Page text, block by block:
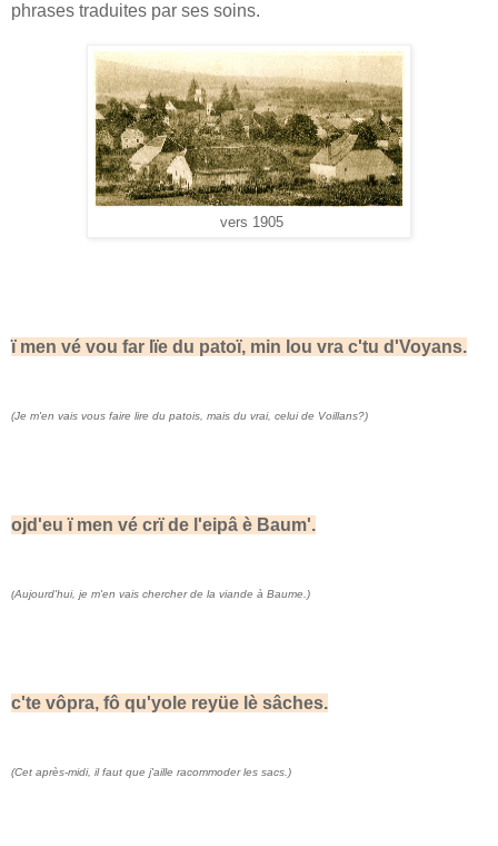
phrases traduites par ses soins.
vers 1905
ï men vé vou far lïe du patoï, min lou vra c'tu d'Voyans.
(Je m'en vais vous faire lire du patois, mais du vrai, celui de Voillans?)
ojd'eu ï men vé crï de l'eipâ è Baum'.
(Aujourd'hui, je m'en vais chercher de la viande à Baume.)
c'te vôpra, fô qu'yole reyüe lè sâches.
(Cet après-midi, il faut que j'aille racommoder les sacs.)